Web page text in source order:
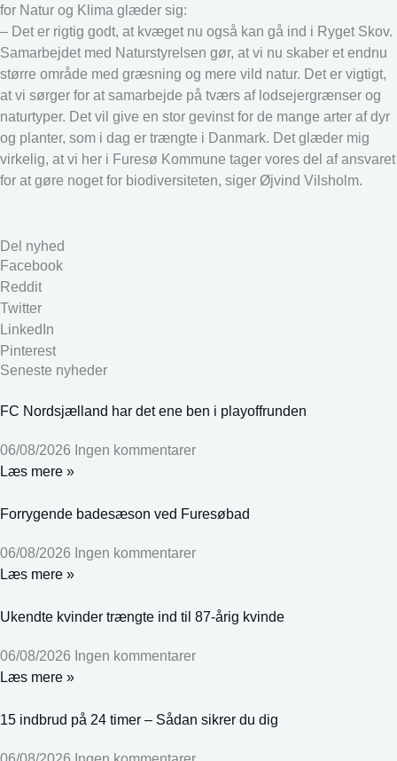
for Natur og Klima glæder sig:
– Det er rigtig godt, at kvæget nu også kan gå ind i Ryget Skov.
Samarbejdet med Naturstyrelsen gør, at vi nu skaber et endnu
større område med græsning og mere vild natur. Det er vigtigt,
at vi sørger for at samarbejde på tværs af lodsejergrænser og
naturtyper. Det vil give en stor gevinst for de mange arter af dyr
og planter, som i dag er trængte i Danmark. Det glæder mig
virkelig, at vi her i Furesø Kommune tager vores del af ansvaret
for at gøre noget for biodiversiteten, siger Øjvind Vilsholm.
Del nyhed
Facebook
Reddit
Twitter
LinkedIn
Pinterest
Seneste nyheder
FC Nordsjælland har det ene ben i playoffrunden
06/08/2026 Ingen kommentarer
Læs mere »
Forrygende badesæson ved Furesøbad
06/08/2026 Ingen kommentarer
Læs mere »
Ukendte kvinder trængte ind til 87-årig kvinde
06/08/2026 Ingen kommentarer
Læs mere »
15 indbrud på 24 timer – Sådan sikrer du dig